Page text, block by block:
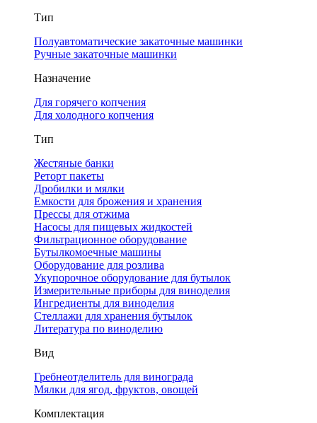
Тип
Полуавтоматические закаточные машинки
Ручные закаточные машинки
Назначение
Для горячего копчения
Для холодного копчения
Тип
Жестяные банки
Реторт пакеты
Дробилки и мялки
Емкости для брожения и хранения
Прессы для отжима
Насосы для пищевых жидкостей
Фильтрационное оборудование
Бутылкомоечные машины
Оборудование для розлива
Укупорочное оборудование для бутылок
Измерительные приборы для виноделия
Ингредиенты для виноделия
Стеллажи для хранения бутылок
Литература по виноделию
Вид
Гребнеотделитель для винограда
Мялки для ягод, фруктов, овощей
Комплектация